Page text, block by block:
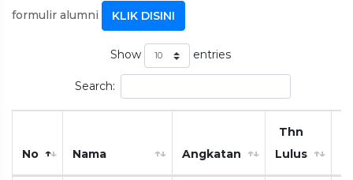
formulir alumni
KLIK DISINI
Show entries
Search:
No Nama Angkatan
Thn
Lulus